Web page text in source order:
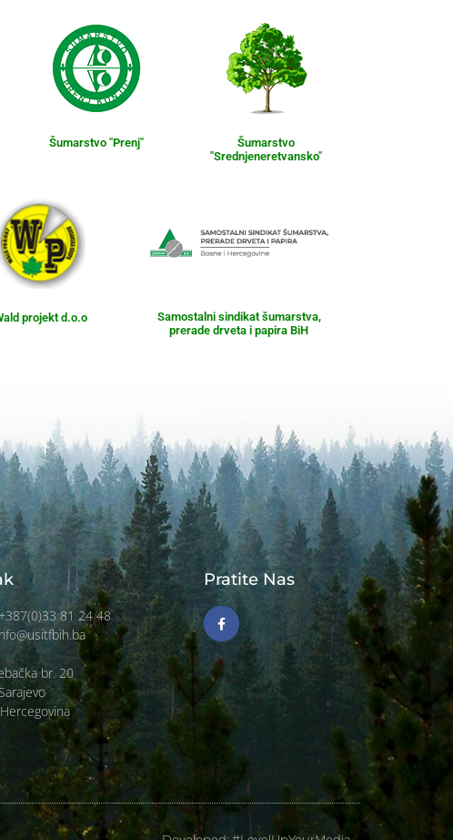
Šumarstvo "Prenj"
Šumarstvo
"Srednjeneretvansko"
projekt d.o.o
Samostalni sindikat šumarstva,
prerade drveta i papira BiH
81 24 48
br. 20
Pratite Nas